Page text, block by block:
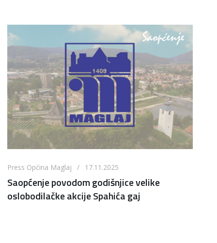
Press Općina Maglaj / 17.11.2025
Saopćenje povodom godišnjice velike
oslobodilačke akcije Spahića gaj